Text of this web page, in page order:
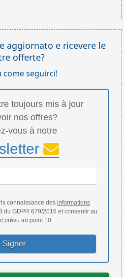
aggiornato e ricevere le
offerte?
come seguirci!
toujours mis à jour
nos offres?
vous à notre
connaissance des informations
du GDPR 679/2016 et consentir au
prévu au point 10